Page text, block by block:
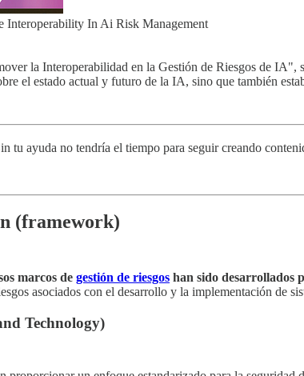
Interoperability In Ai Risk Management
la Interoperabilidad en la Gestión de Riesgos de
el estado actual y futuro de la IA, sino que también
tu ayuda no tendría el tiempo para seguir creando
(framework)
marcos de gestión de riesgos han sido desarrollados
asociados con el desarrollo y la implementación de
Technology)